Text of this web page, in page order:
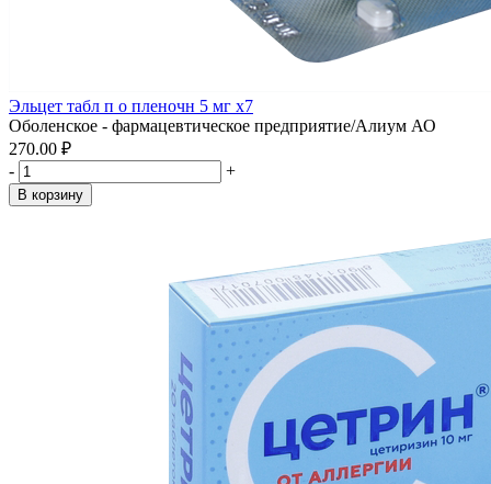
Эльцет табл п о пленочн 5 мг x7
Оболенское - фармацевтическое предприятие/Алиум АО
270.00 ₽
-
+
В корзину